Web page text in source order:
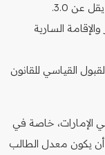
عن 3.0.
السارية
القياسي للقانون
الإمارات، خاصة في
أن يكون معدل الطالب